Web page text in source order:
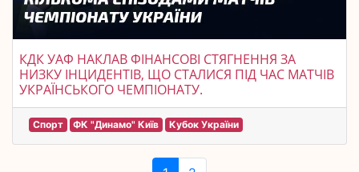
КДК УАФ НАКЛАВ ФІНАНСОВІ СТЯГНЕННЯ ЗА
НИЗКУ ІНЦИДЕНТІВ, ЩО СТАЛИСЯ ПІД ЧАС МАТЧІВ
УКРАЇНСЬКОГО ЧЕМПІОНАТУ.
Спорт ФК "Динамо" Київ Кубок України